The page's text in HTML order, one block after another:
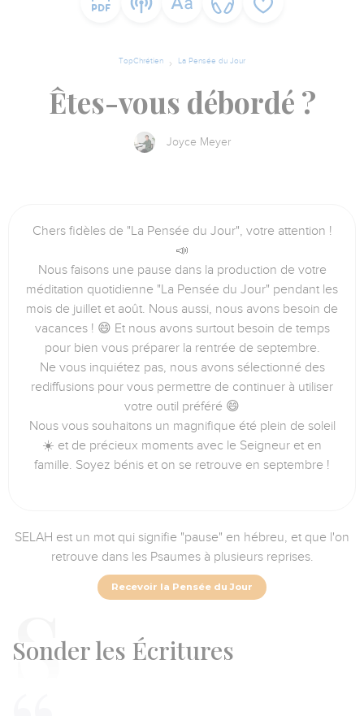
TopChrétien La Pensée du Jour
Êtes-vous débordé ?
Joyce Meyer
Chers fidèles de "La Pensée du Jour", votre attention !
📣
Nous faisons une pause dans la production de votre
méditation quotidienne "La Pensée du Jour" pendant les
mois de juillet et août. Nous aussi, nous avons besoin de
vacances ! 😄 Et nous avons surtout besoin de temps
pour bien vous préparer la rentrée de septembre.
Ne vous inquiétez pas, nous avons sélectionné des
rediffusions pour vous permettre de continuer à utiliser
votre outil préféré 😄
Nous vous souhaitons un magnifique été plein de soleil
☀️ et de précieux moments avec le Seigneur et en
famille. Soyez bénis et on se retrouve en septembre !
SELAH est un mot qui signifie "pause" en hébreu, et que l'on
retrouve dans les Psaumes à plusieurs reprises.
Recevoir la Pensée du Jour
Sonder les Écritures